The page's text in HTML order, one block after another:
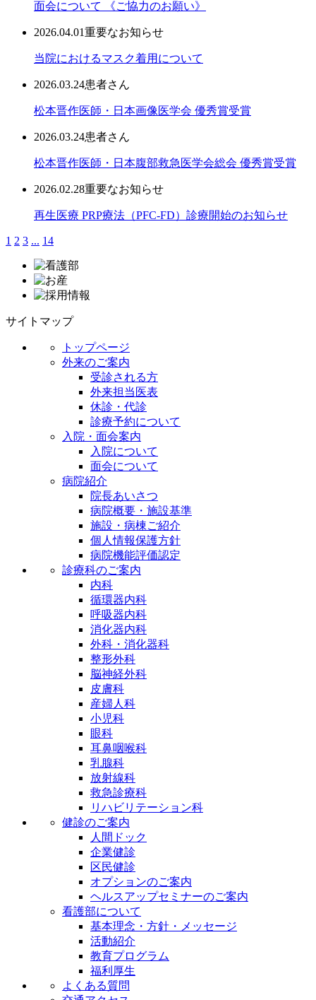
面会について 《ご協力のお願い》
2026.04.01重要なお知らせ
当院におけるマスク着用について
2026.03.24患者さん
松本晋作医師・日本画像医学会 優秀賞受賞
2026.03.24患者さん
松本晋作医師・日本腹部救急医学会総会 優秀賞受賞
2026.02.28重要なお知らせ
再生医療 PRP療法（PFC-FD）診療開始のお知らせ
1 2 3 ... 14
サイトマップ
トップページ
外来のご案内
受診される方
外来担当医表
休診・代診
診療予約について
入院・面会案内
入院について
面会について
病院紹介
院長あいさつ
病院概要・施設基準
施設・病棟ご紹介
個人情報保護方針
病院機能評価認定
診療科のご案内
内科
循環器内科
呼吸器内科
消化器内科
外科・消化器科
整形外科
脳神経外科
皮膚科
産婦人科
小児科
眼科
耳鼻咽喉科
乳腺科
放射線科
救急診療科
リハビリテーション科
健診のご案内
人間ドック
企業健診
区民健診
オプションのご案内
ヘルスアップセミナーのご案内
看護部について
基本理念・方針・メッセージ
活動紹介
教育プログラム
福利厚生
よくある質問